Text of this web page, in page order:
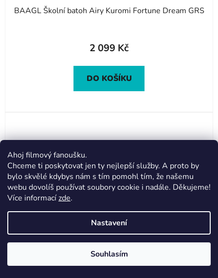
Ahoj filmový fanoušku.
Chceme ti poskytovat jen ty nejlepší služby. A proto by
bylo skvělé kdybys nám s tím pomohl tím, že našemu
webu dovolíš používat soubory cookie i nadále. Děkujeme!
Více informacízde.
Nastavení
Souhlasím
BAAGL Školní batoh Airy Kuromi Fortune Dream GRS
2 099 Kč
DO KOŠÍKU